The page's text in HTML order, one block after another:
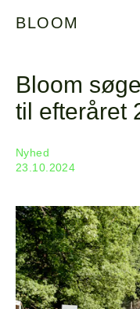
BLOOM
Bloom
til efteråret
Nyhed
23.10.2024